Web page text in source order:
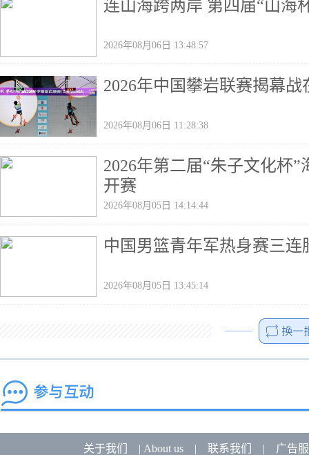
连山海跨两岸 第四届“山海
2026年08月06日 13:48:57
2026年中国攀岩联赛揭幕
2026年08月06日 11:28:38
2026年第二届“朱子文化杯
开赛
2026年08月05日 14:14:44
中国男篮青年军热身赛三
2026年08月05日 13:45:14
关于我们 | About us| 联系我们 | 广告